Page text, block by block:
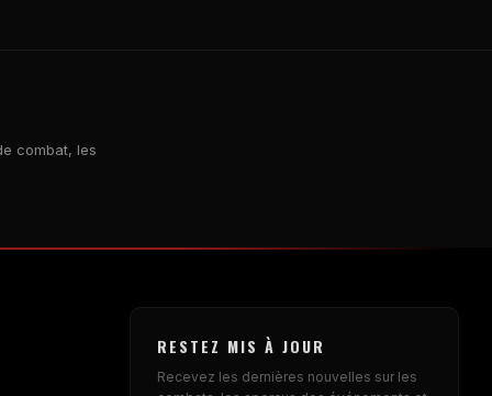
combat, les
RESTEZ MIS À JOUR
Recevez les dernières nouvelles sur les